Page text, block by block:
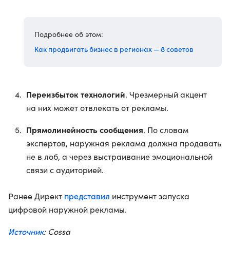
Подробнее об этом:
Как продвигать бизнес в регионах — 8 советов
Переизбыток технологий. Чрезмерный акцент
на них может отвлекать от рекламы.
Прямолинейность сообщения. По словам
экспертов, наружная реклама должна продавать
не в лоб, а через выстраивание эмоциональной
связи с аудиторией.
Ранее Директ представил инструмент запуска
цифровой наружной рекламы.
Источник: Cossa